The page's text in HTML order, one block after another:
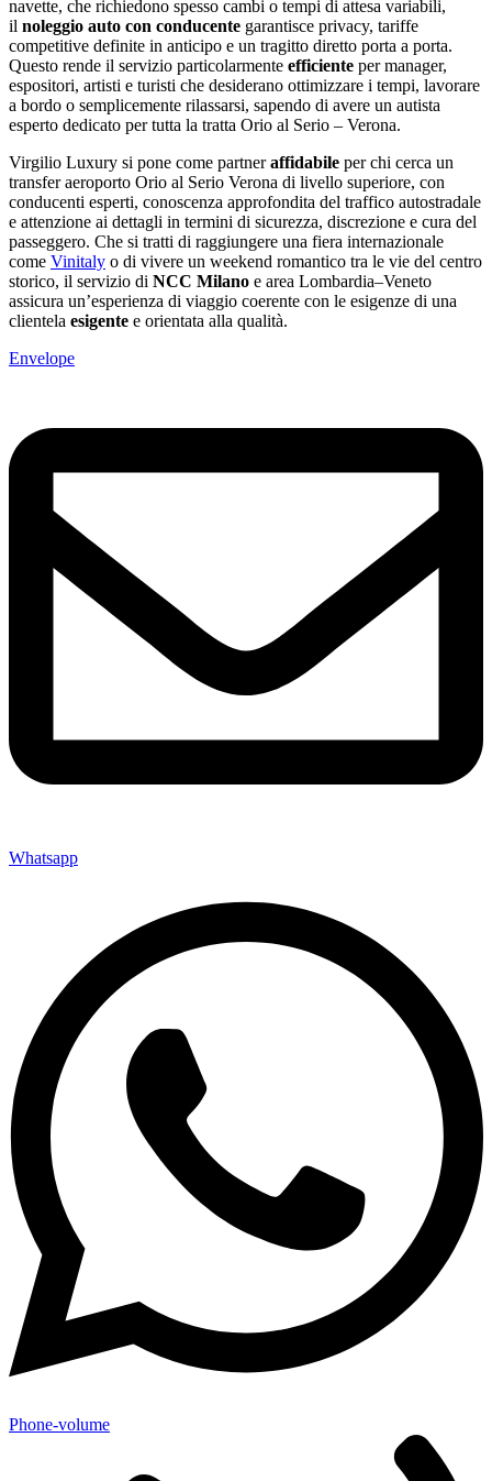
navette, che richiedono spesso cambi o tempi di attesa variabili,
il noleggio auto con conducente garantisce privacy, tariffe
competitive definite in anticipo e un tragitto diretto porta a porta.
Questo rende il servizio particolarmente efficiente per manager,
espositori, artisti e turisti che desiderano ottimizzare i tempi, lavorare
a bordo o semplicemente rilassarsi, sapendo di avere un autista
esperto dedicato per tutta la tratta Orio al Serio – Verona.
Virgilio Luxury si pone come partneraffidabile per chi cerca un
transfer aeroporto Orio al Serio Verona di livello superiore, con
conducenti esperti, conoscenza approfondita del traffico autostradale
e attenzione ai dettagli in termini di sicurezza, discrezione e cura del
passeggero. Che si tratti di raggiungere una fiera internazionale
come Vinitaly o di vivere un weekend romantico tra le vie del centro
storico, il servizio di NCC Milano e area Lombardia–Veneto
assicura un’esperienza di viaggio coerente con le esigenze di una
clientela esigente e orientata alla qualità.
Envelope
Whatsapp
Phone-volume